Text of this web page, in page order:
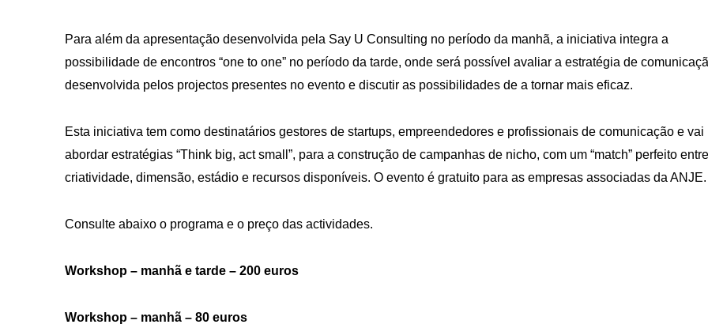
Para além da apresentação desenvolvida pela Say U Consulting no período da manhã, a iniciativa integra a
possibilidade de encontros “one to one” no período da tarde, onde será possível avaliar a estratégia de
desenvolvida pelos projectos presentes no evento e discutir as possibilidades de a tornar mais eficaz.
Esta iniciativa tem como destinatários gestores de startups, empreendedores e profissionais de comunicação e vai
abordar estratégias “Think big, act small”, para a construção de campanhas de nicho, com um “match” perfeito entre
criatividade, dimensão, estádio e recursos disponíveis. O evento é gratuito para as empresas associadas da ANJE.
Consulte abaixo o programa e o preço das actividades.
Workshop – manhã e tarde – 200 euros
Workshop – manhã – 80 euros